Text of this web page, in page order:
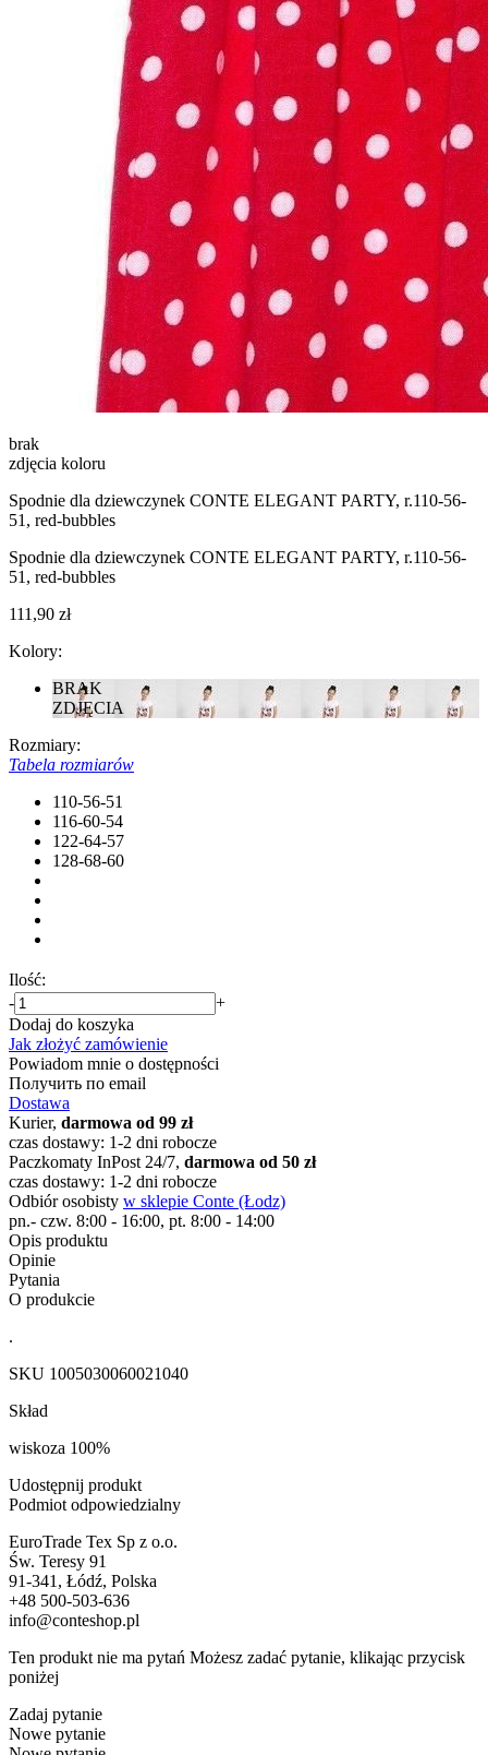
brak
zdjęcia koloru
Spodnie dla dziewczynek CONTE ELEGANT PARTY, r.110-56-
51, red-bubbles
Spodnie dla dziewczynek CONTE ELEGANT PARTY, r.110-56-
51, red-bubbles
111,90 zł
Kolory:
BRAK
ZDJĘCIA
Rozmiary:
Tabela rozmiarów
110-56-51
116-60-54
122-64-57
128-68-60
Ilość:
-
+
Dodaj do koszyka
Jak złożyć zamówienie
Powiadom mnie o dostępności
Получить по email
Dostawa
Kurier, darmowa od 99 zł
czas dostawy: 1-2 dni robocze
Paczkomaty InPost 24/7, darmowa od 50 zł
czas dostawy: 1-2 dni robocze
Odbiór osobisty w sklepie Conte (Łodz)
pn.- czw. 8:00 - 16:00, pt. 8:00 - 14:00
Opis produktu
Opinie
Pytania
O produkcie
.
SKU 1005030060021040
Skład
wiskoza 100%
Udostępnij produkt
Podmiot odpowiedzialny
EuroTrade Tex Sp z o.o.
Św. Teresy 91
91-341, Łódź, Polska
+48 500-503-636
info@conteshop.pl
Ten produkt nie ma pytań Możesz zadać pytanie, klikając przycisk
poniżej
Zadaj pytanie
Nowe pytanie